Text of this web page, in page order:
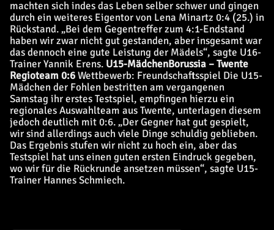
machten sich indes das Leben selber schwer und gingen
durch ein weiteres Eigentor von Lena Minartz 0:4 (25.) in
Rückstand. „Bei dem Gegentreffer zum 4:1-Endstand
haben wir zwar nicht gut gestanden, aber insgesamt war
das dennoch eine gute Leistung der Mädels“, sagte U16-
Trainer Yannik Erens. U15-MädchenBorussia – Twente
Regioteam 0:6Wettbewerb: Freundschaftsspiel Die U15-
Mädchen der Fohlen bestritten am vergangenen
Samstag ihr erstes Testspiel, empfingen hierzu ein
regionales Auswahlteam aus Twente, unterlagen diesem
jedoch deutlich mit 0:6. „Der Gegner hat gut gespielt,
wir sind allerdings auch viele Dinge schuldig geblieben.
Das Ergebnis stufen wir nicht zu hoch ein, aber das
Testspiel hat uns einen guten ersten Eindruck gegeben,
wo wir für die Rückrunde ansetzen müssen“, sagte U15-
Trainer Hannes Schmiech.